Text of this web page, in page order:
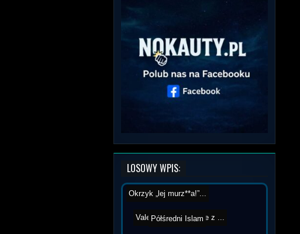
LOSOWY WPIS:
Valeriu Mircea trenuje z ...
Półśredni Islam
Okrzyk „lej murz**a!”...